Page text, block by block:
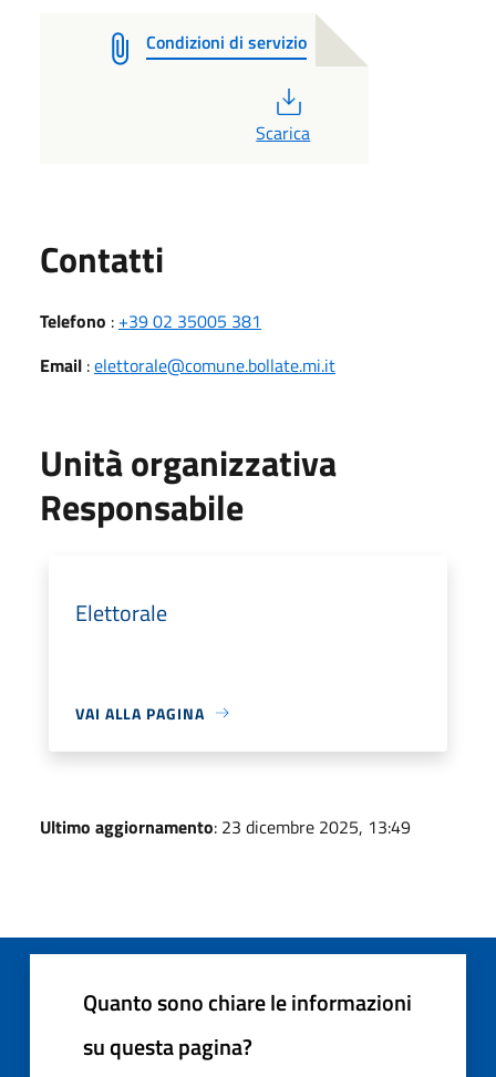
Condizioni di servizio
Scarica
Contatti
Telefono : +39 02 35005 381
Email :elettorale@comune.bollate.mi.it
Unità organizzativa
Responsabile
Elettorale
VAI ALLA PAGINA
Ultimo aggiornamento: 23 dicembre 2025, 13:49
Quanto sono chiare le informazioni
su questa pagina?